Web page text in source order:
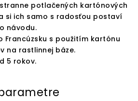
potlačených kartónových
si ich samo s radosťou postaví
návodu.
Francúzsku s použitím kartónu
na rastlinnej báze.
5 rokov.